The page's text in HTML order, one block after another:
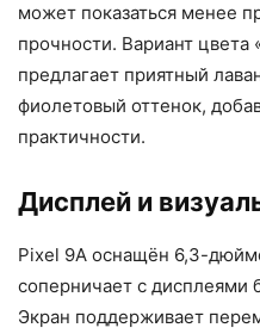
может показаться менее
прочности. Вариант цвета
предлагает приятный
фиолетовый оттенок,
практичности.
Дисплей и
Pixel 9A оснащён 6,3-
соперничает с дисплеями
Экран поддерживает